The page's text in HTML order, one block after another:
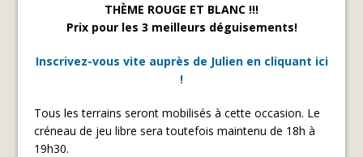
THÈME ROUGE ET BLANC !!!
Prix pour les 3 meilleurs déguisements!
Inscrivez-vous vite auprès de Julien en cliquant ici
!
Tous les terrains seront mobilisés à cette occasion. Le
créneau de jeu libre sera toutefois maintenu de 18h à
19h30.